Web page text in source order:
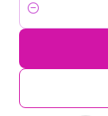
Cantidad